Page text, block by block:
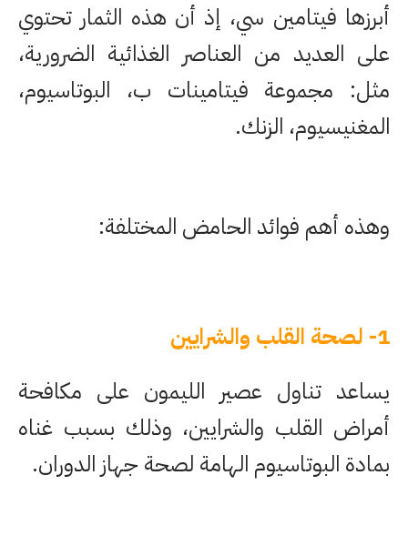
أبرزها فيتامين سي، إذ أن هذه الثمار تحتوي
على العديد من العناصر الغذائية الضرورية،
مثل: مجموعة فيتامينات ب، البوتاسيوم،
المغنيسيوم، الزنك.
وهذه أهم فوائد الحامض المختلفة:
1- لصحة القلب والشرايين
يساعد تناول عصير الليمون على مكافحة
أمراض القلب والشرايين، وذلك بسبب غناه
بمادة البوتاسيوم الهامة لصحة جهاز الدوران.